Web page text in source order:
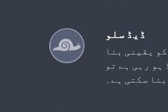
ڈیڈ سلو
یقینی بنا
ہو رہی ہے تو
سکتی ہے۔